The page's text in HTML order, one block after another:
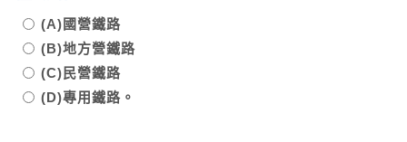
(A)國營鐵路
(B)地方營鐵路
(C)民營鐵路
(D)專用鐵路。